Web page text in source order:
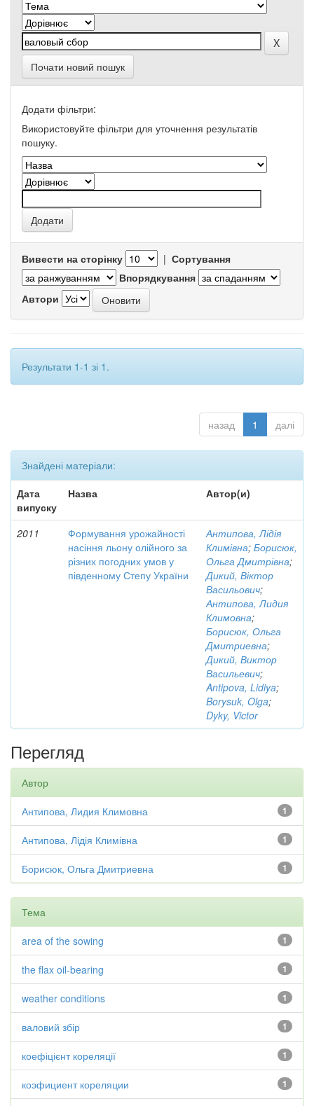
Почати новий пошук
Додати фільтри:
Використовуйте фільтри для уточнення результатів
пошуку.
Вивести на сторінку | Сортування
Впорядкування
Автори
Результати 1-1 зі 1.
назад 1 далі
Знайдені матеріали:
Дата
випуску
Назва Автор(и)
2011
Формування урожайності
насіння льону олійного за
різних погодних умов у
південному Степу України
Антипова, Лідія
Климівна; Борисюк,
Ольга Дмитрівна;
Дикий, Віктор
Васильович;
Антипова, Лидия
Климовна;
Борисюк, Ольга
Дмитриевна;
Дикий, Виктор
Васильевич;
Antipova, Lidiya;
Borysuk, Olga;
Dyky, Victor
Перегляд
Автор
1
Антипова, Лидия Климовна
1
Антипова, Лідія Климівна
1
Борисюк, Ольга Дмитриевна
Тема
1
area of the sowing
1
the flax oil-bearing
1
weather conditions
1
валовий збір
1
коефіцієнт кореляції
1
коэфициент кореляции